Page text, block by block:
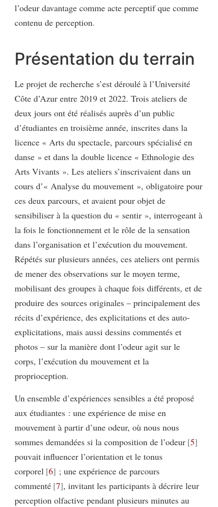
l’odeur davantage comme acte perceptif que comme
contenu de perception.
Présentation du terrain
Le projet de recherche s’est déroulé à l’Université
Côte d’Azur entre 2019 et 2022. Trois ateliers de
deux jours ont été réalisés auprès d’un public
d’étudiantes en troisième année, inscrites dans la
licence « Arts du spectacle, parcours spécialisé en
danse » et dans la double licence « Ethnologie des
Arts Vivants ». Les ateliers s’inscrivaient dans un
cours d’« Analyse du mouvement », obligatoire pour
ces deux parcours, et avaient pour objet de
sensibiliser à la question du « sentir », interrogeant à
la fois le fonctionnement et le rôle de la sensation
dans l’organisation et l’exécution du mouvement.
Répétés sur plusieurs années, ces ateliers ont permis
de mener des observations sur le moyen terme,
mobilisant des groupes à chaque fois différents, et de
produire des sources originales – principalement des
récits d’expérience, des explicitations et des auto-
explicitations, mais aussi dessins commentés et
photos – sur la manière dont l’odeur agit sur le
corps, l’exécution du mouvement et la
proprioception.
Un ensemble d’expériences sensibles a été proposé
aux étudiantes : une expérience de mise en
mouvement à partir d’une odeur, où nous nous
sommes demandées si la composition de l’odeur 5
pouvait influencer l’orientation et le tonus
corporel 6 ; une expérience de parcours
commenté 7 , invitant les participants à décrire leur
perception olfactive pendant plusieurs minutes au